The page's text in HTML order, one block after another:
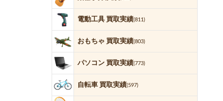
電動工具 買取実績(811)
おもちゃ 買取実績(803)
パソコン 買取実績(773)
自転車 買取実績(597)